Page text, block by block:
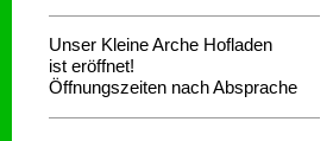
Unser Kleine Arche Hofladen
ist eröffnet!
Öffnungszeiten nach Absprache